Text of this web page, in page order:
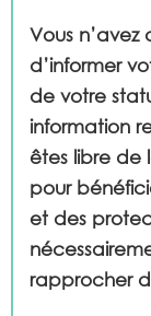
Vous
d’informer
de votre
information
êtes libre
pour
et des
rapprocher